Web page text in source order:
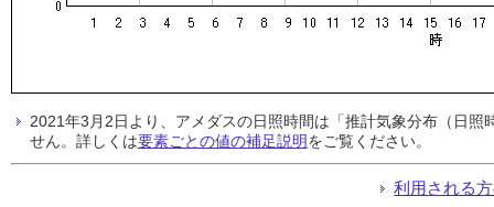
2021年3月2日より、アメダスの日照時間は「推計気象分布（日
せん。詳しくは要素ごとの値の補足説明をご覧ください。
利用される